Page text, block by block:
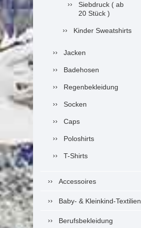
Siebdruck ( ab
20 Stück )
Kinder Sweatshirts
Jacken
Badehosen
Regenbekleidung
Socken
Caps
Poloshirts
T-Shirts
Accessoires
Baby- & Kleinkind-Textilien
Berufsbekleidung